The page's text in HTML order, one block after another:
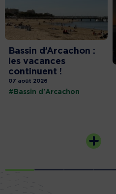
Bassin d’Arcachon :
les vacances
continuent !
07 août 2026
#Bassin d'Arcachon